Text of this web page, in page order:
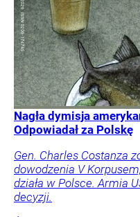
Nagła dymisja
Odpowiadał za Polskę
Gen. Charles Costanza
dowodzenia V
działa w Polsce. Armia
decyzji.